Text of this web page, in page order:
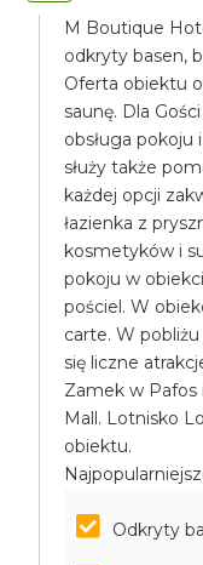
M Boutique
odkryty basen,
Oferta obiektu
saunę. Dla
obsługa pokoju
służy także
każdej opcji
łazienka z
kosmetyków i
pokoju w
pościel. W
carte. W
się liczne
Zamek w Pafos
Mall. Lotnisko
obiektu.
Odkryty